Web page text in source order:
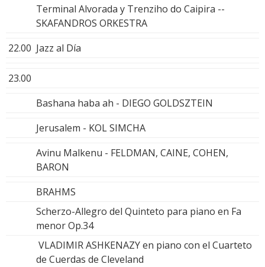
Terminal Alvorada y Trenziho do Caipira --
SKAFANDROS ORKESTRA
22.00 Jazz al Día
23.00
Bashana haba ah - DIEGO GOLDSZTEIN
Jerusalem - KOL SIMCHA
Avinu Malkenu - FELDMAN, CAINE, COHEN,
BARON
BRAHMS
Scherzo-Allegro del Quinteto para piano en Fa
menor Op.34
VLADIMIR ASHKENAZY en piano con el Cuarteto
de Cuerdas de Cleveland